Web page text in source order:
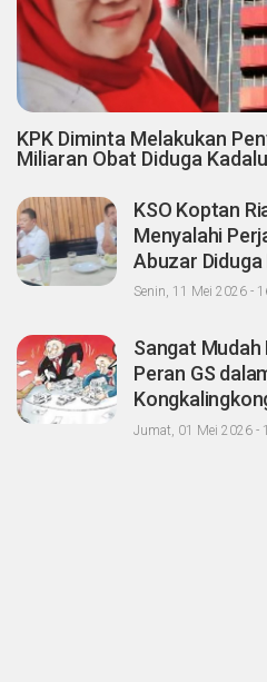
KPK Diminta Melakukan
Miliaran Obat Diduga
KSO Koptan
Menyalahi
Abuzar Diduga
Sawit dengan
Senin, 11 Mei 2026 -
Sangat Mudah
Peran GS
CERI; Tinggal
Jumat, 01 Mei 2026 -